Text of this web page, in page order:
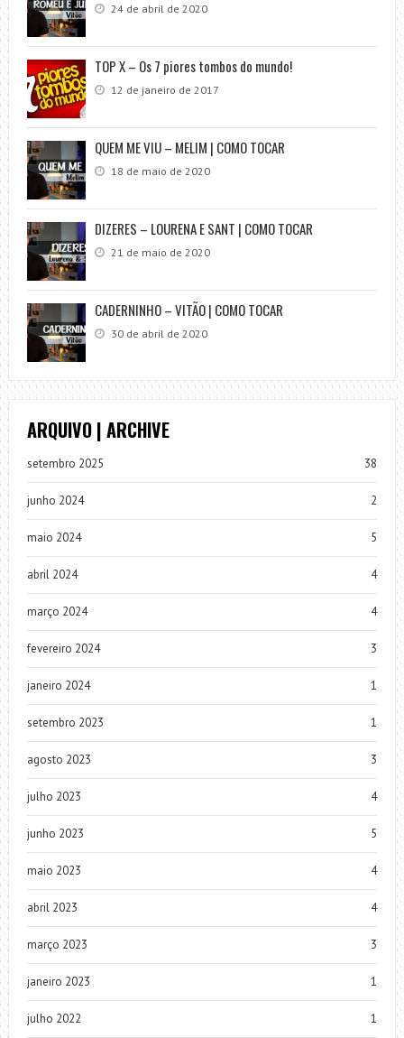
24 de abril de 2020
TOP X – Os 7 piores tombos do mundo!
12 de janeiro de 2017
QUEM ME VIU – MELIM | COMO TOCAR
18 de maio de 2020
DIZERES – LOURENA E SANT | COMO TOCAR
21 de maio de 2020
CADERNINHO – VITÃO | COMO TOCAR
30 de abril de 2020
ARQUIVO | ARCHIVE
setembro 2025 38
junho 2024 2
maio 2024 5
abril 2024 4
março 2024 4
fevereiro 2024 3
janeiro 2024 1
setembro 2023 1
agosto 2023 3
julho 2023 4
junho 2023 5
maio 2023 4
abril 2023 4
março 2023 3
janeiro 2023 1
julho 2022 1